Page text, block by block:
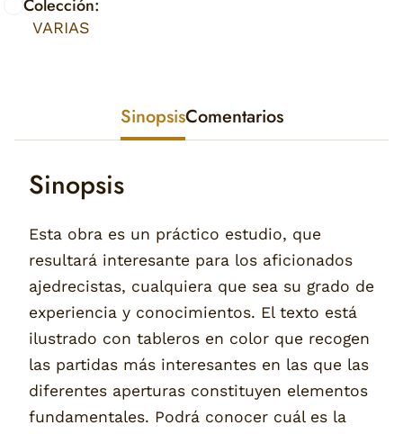
Colección:
VARIAS
SinopsisComentarios
Sinopsis
Esta obra es un práctico estudio, que
resultará interesante para los aficionados
ajedrecistas, cualquiera que sea su grado de
experiencia y conocimientos. El texto está
ilustrado con tableros en color que recogen
las partidas más interesantes en las que las
diferentes aperturas constituyen elementos
fundamentales. Podrá conocer cuál es la